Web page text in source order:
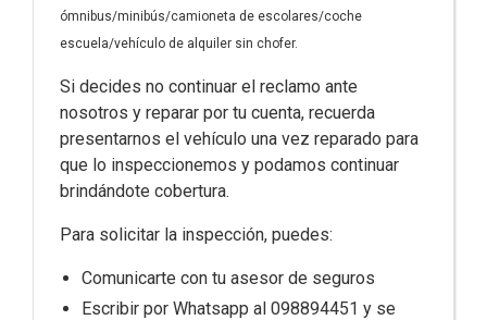
ómnibus/minibús/camioneta de escolares/coche
escuela/vehículo de alquiler sin chofer.
Si decides no continuar el reclamo ante
nosotros y reparar por tu cuenta, recuerda
presentarnos el vehículo una vez reparado para
que lo inspeccionemos y podamos continuar
brindándote cobertura.
Para solicitar la inspección, puedes:
Comunicarte con tu asesor de seguros
Escribir por Whatsapp al 098894451 y se